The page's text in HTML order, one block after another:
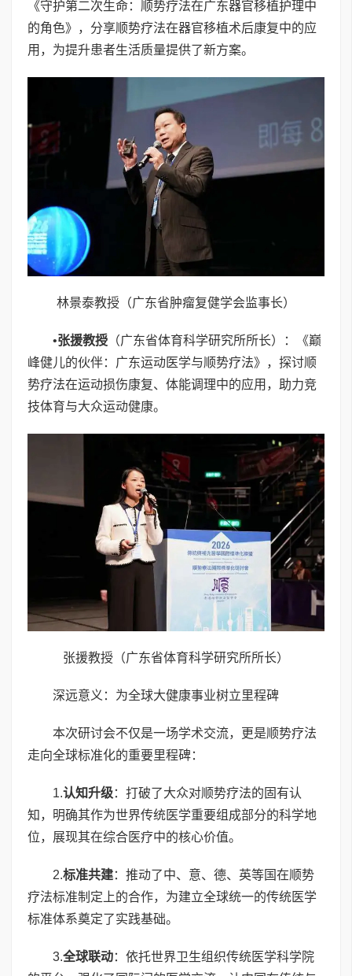
《守护第二次生命：顺势疗法在广东器官移植护理中
的角色》，分享顺势疗法在器官移植术后康复中的应
用，为提升患者生活质量提供了新方案。
林景泰教授（广东省肿瘤复健学会监事长）
•张援教授 （广东省体育科学研究所所长）：《巅
峰健儿的伙伴：广东运动医学与顺势疗法》，探讨顺
势疗法在运动损伤康复、体能调理中的应用，助力竞
技体育与大众运动健康。
张援教授（广东省体育科学研究所所长）
深远意义：为全球大健康事业树立里程碑
本次研讨会不仅是一场学术交流，更是顺势疗法
走向全球标准化的重要里程碑：
1.认知升级：打破了大众对顺势疗法的固有认
知，明确其作为世界传统医学重要组成部分的科学地
位，展现其在综合医疗中的核心价值。
2.标准共建：推动了中、意、德、英等国在顺势
疗法标准制定上的合作，为建立全球统一的传统医学
标准体系奠定了实践基础。
3.全球联动：依托世界卫生组织传统医学科学院